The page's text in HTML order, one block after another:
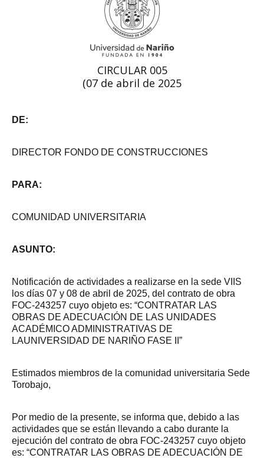
CIRCULAR 005
(07 de abril de 2025
DE:
DIRECTOR FONDO DE CONSTRUCCIONES
PARA:
COMUNIDAD UNIVERSITARIA
ASUNTO:
Notificación de actividades a realizarse en la sede VIIS
los días 07 y 08 de abril de 2025, del contrato de obra
FOC-243257 cuyo objeto es: “CONTRATAR LAS
OBRAS DE ADECUACIÓN DE LAS UNIDADES
ACADÉMICO ADMINISTRATIVAS DE
LAUNIVERSIDAD DE NARIÑO FASE II”
Estimados miembros de la comunidad universitaria Sede
Torobajo,
Por medio de la presente, se informa que, debido a las
actividades que se están llevando a cabo durante la
ejecución del contrato de obra FOC-243257 cuyo objeto
es: “CONTRATAR LAS OBRAS DE ADECUACIÓN DE